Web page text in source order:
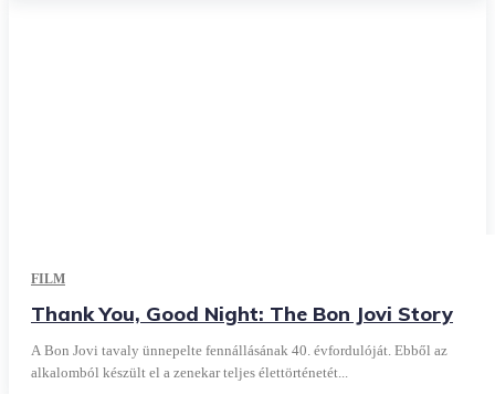
FILM
Thank You, Good Night: The Bon Jovi Story
A Bon Jovi tavaly ünnepelte fennállásának 40. évfordulóját. Ebből az
alkalomból készült el a zenekar teljes élettörténetét...